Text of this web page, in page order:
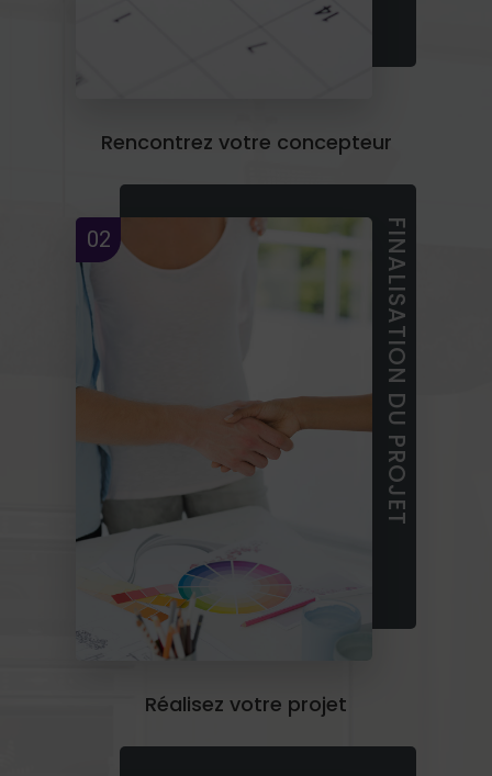
Rencontrez votre concepteur
FINALISATION DU PROJET
02
Réalisez votre projet